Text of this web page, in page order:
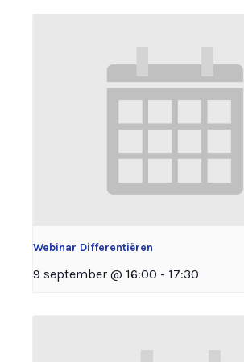
Webinar Differentiëren
9 september @ 16:00 - 17:30